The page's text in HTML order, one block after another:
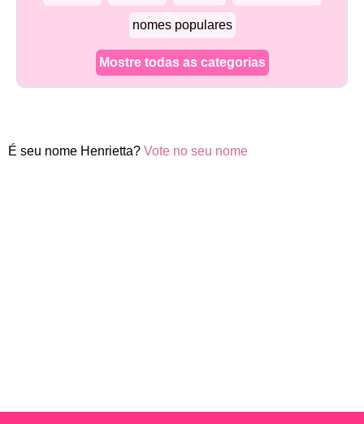
nomes populares
Mostre todas as categorias
É seu nome Henrietta? Vote no seu nome